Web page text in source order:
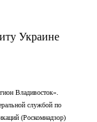
Украине
Владивосток».
службой по
(Роскомнадзор)